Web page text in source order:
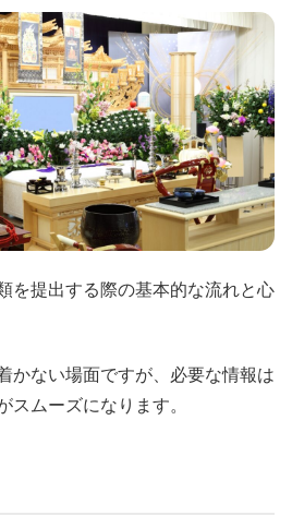
を提出する際の基本的な流れと心
かない場面ですが、必要な情報は
スムーズになります。